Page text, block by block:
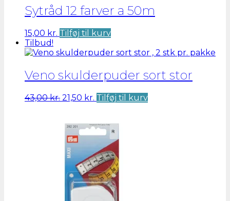
Sytråd 12 farver a 50m
15,00 kr. Tilføj til kurv
Tilbud!
Veno skulderpuder sort stor
43,00kr. Den
var:
43,00 kr..
21,50 kr. Den
er:
21,50 kr..
Tilføj til kurv